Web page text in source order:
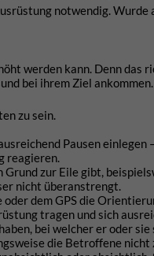
notwendig.
werden kann. Denn das
bei ihrem Ziel
zu sein.
Pausen
reagieren.
zur Eile gibt,
nicht überanstrengt.
dem GPS die
tragen und sich
bei welcher er oder
die Betroffene nicht